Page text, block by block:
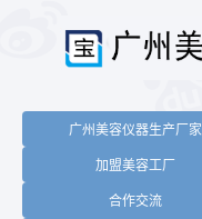
广州美容仪器生产厂家
加盟美容工厂
合作交流